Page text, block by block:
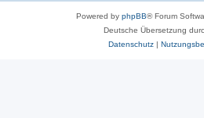
Powered by phpBB® Forum
Deutsche Übersetzung
Datenschutz|